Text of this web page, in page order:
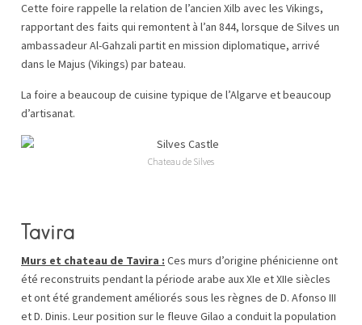
Cette foire rappelle la relation de l’ancien Xilb avec les Vikings,
rapportant des faits qui remontent à l’an 844, lorsque de Silves un
ambassadeur Al-Gahzali partit en mission diplomatique, arrivé
dans le Majus (Vikings) par bateau.
La foire a beaucoup de cuisine typique de l’Algarve et beaucoup
d’artisanat.
Chateau de Silves
Tavira
Murs et chateau de Tavira : Ces murs d’origine phénicienne ont
été reconstruits pendant la période arabe aux XIe et XIIe siècles
et ont été grandement améliorés sous les règnes de D. Afonso III
et D. Dinis. Leur position sur le fleuve Gilao a conduit la population